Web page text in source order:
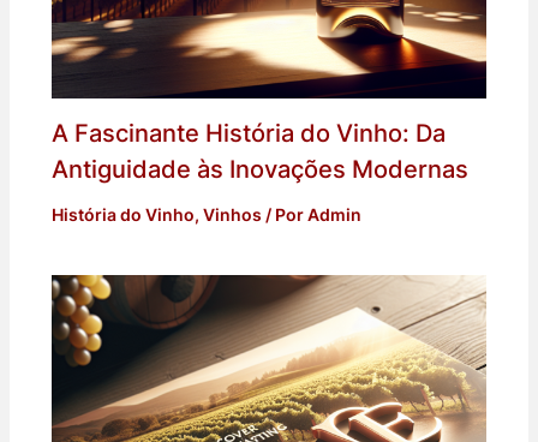
A Fascinante História do Vinho: Da
Antiguidade às Inovações Modernas
História do Vinho, Vinhos / PorAdmin